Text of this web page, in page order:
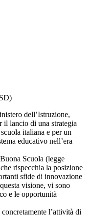
dell’Istruzione,
il lancio di una strategia
italiana e per un
educativo nell’era
Scuola (legge
rispecchia la posizione
sfide di innovazione
visione, vi sono
e le opportunità
l’attività di